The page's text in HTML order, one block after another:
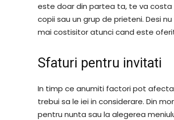
este doar din partea ta, te va
copii sau un grup de prieteni. Desi
mai costisitor atunci cand este
Sfaturi pentru invitati
In timp ce anumiti factori pot
trebui sa le iei in considerare. Din
pentru nunta sau la alegerea